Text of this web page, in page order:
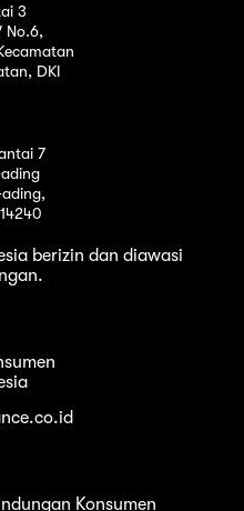
3
No.6,
DKI
7
berizin dan diawasi
Konsumen